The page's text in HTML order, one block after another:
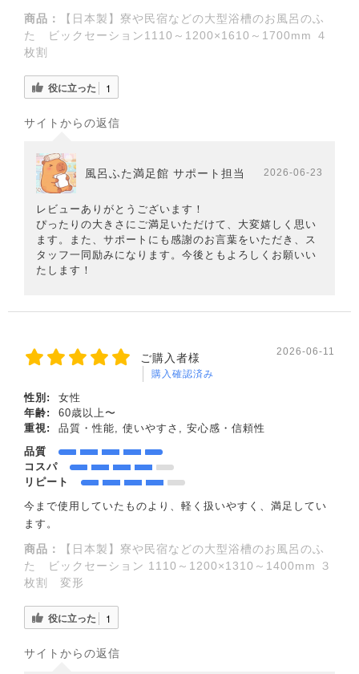
商品：
【日本製】寮や民宿などの大型浴槽のお風呂のふ
た ビックセーション1110～1200×1610～1700mm ４
枚割
役に立った 1
サイトからの返信
風呂ふた満足館 サポート担当 2026-06-23
レビューありがとうございます！
ぴったりの大きさにご満足いただけて、大変嬉しく思い
ます。また、サポートにも感謝のお言葉をいただき、ス
タッフ一同励みになります。今後ともよろしくお願いい
たします！
ご購入者様
購入確認済み
2026-06-11
性別:
女性
年齢:
60歳以上〜
重視:
品質・性能, 使いやすさ, 安心感・信頼性
品質
コスパ
リピート
今まで使用していたものより、軽く扱いやすく、満足してい
ます。
商品：
【日本製】寮や民宿などの大型浴槽のお風呂のふ
た ビックセーション 1110～1200×1310～1400mm ３
枚割 変形
役に立った 1
サイトからの返信